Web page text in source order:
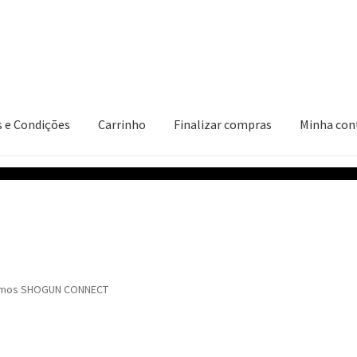
e Condições Carrinho Finalizar compras Minha
CarrinhoFinalizar comprasMinha conta
SHOGUN CONNECT